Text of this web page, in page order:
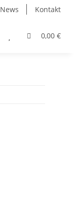
News Kontakt
0,00 €
Werkstoffe